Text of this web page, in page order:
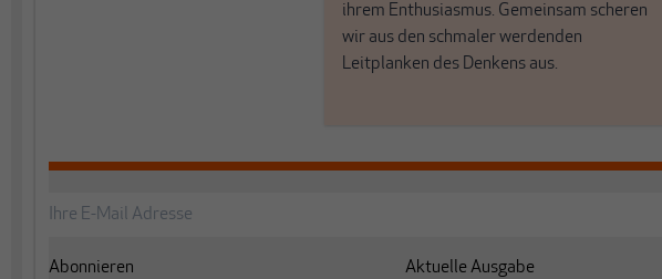
ihrem Enthusiasmus. Gemeinsam scheren
wir aus den schmaler werdenden
Leitplanken des Denkens aus.
Abonnieren
Aktuelle Ausgabe